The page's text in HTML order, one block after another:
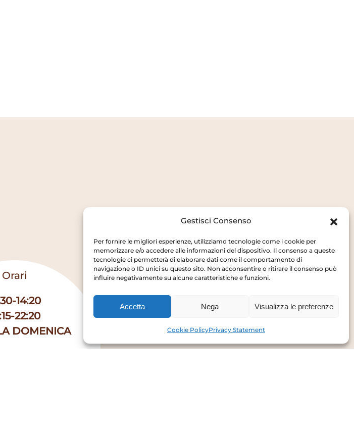
Gestisci Consenso
Per fornire le migliori esperienze, utilizziamo tecnologie come i cookie per
memorizzare e/o accedere alle informazioni del dispositivo. Il consenso a queste
tecnologie ci permetterà di elaborare dati come il comportamento di
navigazione o ID unici su questo sito. Non acconsentire o ritirare il consenso può
influire negativamente su alcune caratteristiche e funzioni.
Accetta Nega Visualizza le preferenze
Cookie PolicyPrivacy Statement
Orari
14:20
22:20
DOMENICA
Cookie Policy